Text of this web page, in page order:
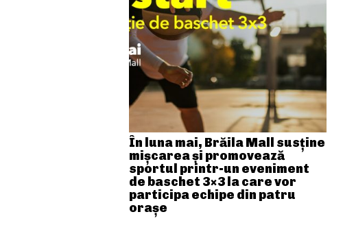
În luna mai, Brăila Mall susține
mişcarea și promovează
sportul printr-un eveniment
de baschet 3×3 la care vor
participa echipe din patru
orașe